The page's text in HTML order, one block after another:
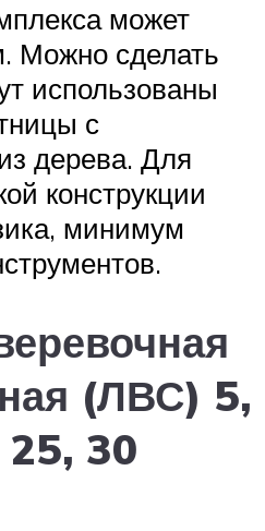
может
Можно сделать
использованы
с
дерева. Для
конструкции
минимум
(ЛВС) 5,
30